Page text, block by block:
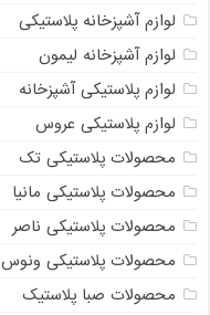
لوازم آشپزخانه پلاستیکی
لوازم آشپزخانه لیمون
لوازم پلاستیکی آشپزخانه
لوازم پلاستیکی عروس
محصولات پلاستیکی تک
محصولات پلاستیکی مانیا
محصولات پلاستیکی ناصر
محصولات پلاستیکی ونوس
محصولات صبا پلاستیک